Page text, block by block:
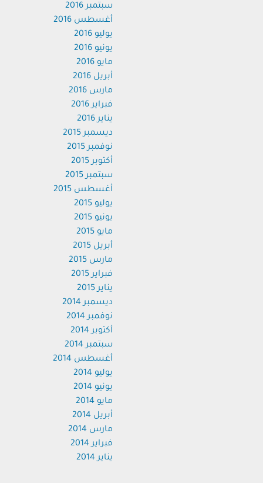
سبتمبر 2016
أغسطس 2016
يوليو 2016
يونيو 2016
مايو 2016
أبريل 2016
مارس 2016
فبراير 2016
يناير 2016
ديسمبر 2015
نوفمبر 2015
أكتوبر 2015
سبتمبر 2015
أغسطس 2015
يوليو 2015
يونيو 2015
مايو 2015
أبريل 2015
مارس 2015
فبراير 2015
يناير 2015
ديسمبر 2014
نوفمبر 2014
أكتوبر 2014
سبتمبر 2014
أغسطس 2014
يوليو 2014
يونيو 2014
مايو 2014
أبريل 2014
مارس 2014
فبراير 2014
يناير 2014